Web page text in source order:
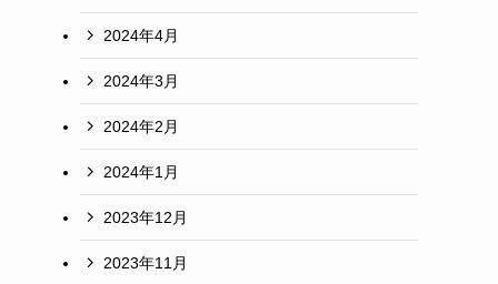
2024年4月
2024年3月
2024年2月
2024年1月
2023年12月
2023年11月